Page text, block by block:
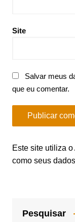
Site
Salvar meus
que eu comentar.
Este site utiliza
como seus
Pesquisar